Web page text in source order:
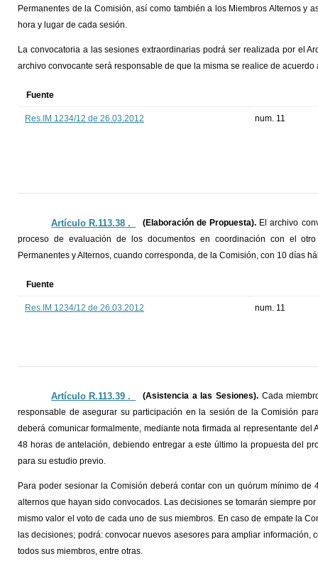
Permanentes de la Comisión, así como también a los Miembros Alternos y
hora y lugar de cada sesión.
La convocatoria a las sesiones extraordinarias podrá ser realizada por el
archivo convocante será responsable de que la misma se realice de acuerdo
Fuente
Res.IM 1234/12 de 26.03.2012 num. 11
Artículo R.113.38 ._ (Elaboración de Propuesta). El archivo
proceso de evaluación de los documentos en coordinación con el
Permanentes y Alternos, cuando corresponda, de la Comisión, con 10 días
Fuente
Res.IM 1234/12 de 26.03.2012 num. 11
Artículo R.113.39 ._ (Asistencia a las Sesiones). Cada
responsable de asegurar su participación en la sesión de la Comisión
deberá comunicar formalmente, mediante nota firmada al representante
48 horas de antelación, debiendo entregar a este último la propuesta del
para su estudio previo.
Para poder sesionar la Comisión deberá contar con un quórum mínimo
alternos que hayan sido convocados. Las decisiones se tomarán siempre
mismo valor el voto de cada uno de sus miembros. En caso de empate la
las decisiones; podrá: convocar nuevos asesores para ampliar
todos sus miembros, entre otras.